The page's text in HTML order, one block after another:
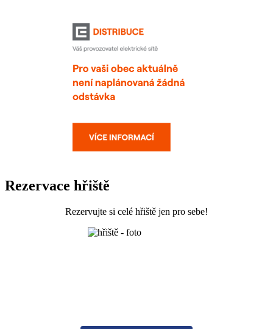
Rezervace hřiště
Rezervujte si celé hřiště jen pro sebe!